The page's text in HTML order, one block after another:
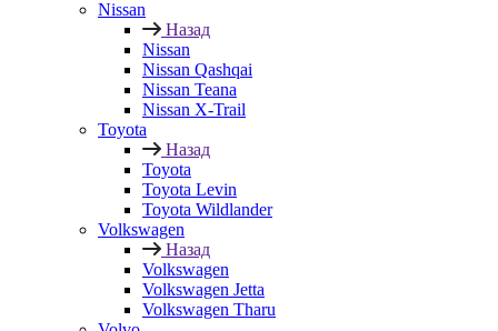
Nissan
Назад
Nissan
Nissan Qashqai
Nissan Teana
Nissan X-Trail
Toyota
Назад
Toyota
Toyota Levin
Toyota Wildlander
Volkswagen
Назад
Volkswagen
Volkswagen Jetta
Volkswagen Tharu